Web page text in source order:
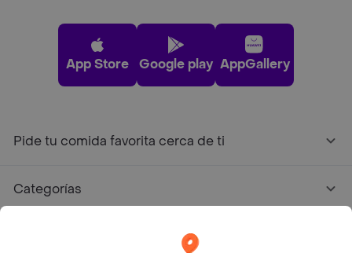
App Store Google play AppGallery
Pide tu comida favorita cerca de ti
Categorías